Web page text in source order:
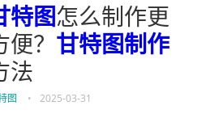
特图怎么制作更
便？ 甘特图制作
法
图 • 2025-03-31